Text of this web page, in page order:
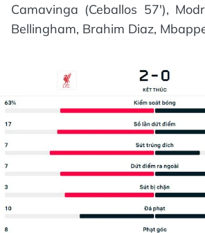
Camavinga (Ceballos 57'),
Bellingham, Brahim Diaz,